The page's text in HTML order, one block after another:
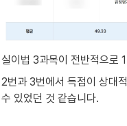
실이법 3과목이 전반적으로
2번과 3번에서 득점이 상대
수 있었던 것 같습니다.